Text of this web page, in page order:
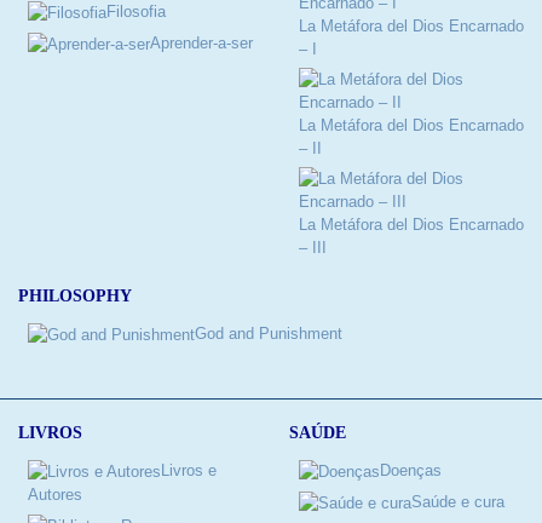
Filosofia
Aprender-a-ser
La Metáfora del Dios Encarnado
– I
La Metáfora del Dios Encarnado
– II
La Metáfora del Dios Encarnado
– III
PHILOSOPHY
God and Punishment
LIVROS
Livros e
Autores
SAÚDE
Doenças
Saúde e cura